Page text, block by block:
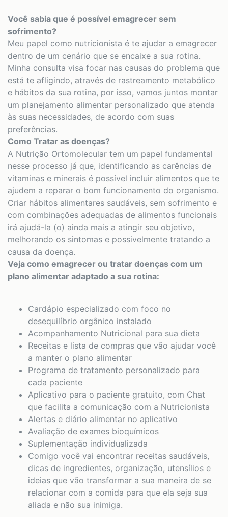
Você sabia que é possível emagrecer sem
sofrimento?
Meu papel como nutricionista é te ajudar a emagrecer
dentro de um cenário que se encaixe a sua rotina.
Minha consulta visa focar nas causas do problema que
está te afligindo, através de rastreamento metabólico
e hábitos da sua rotina, por isso, vamos juntos montar
um planejamento alimentar personalizado que atenda
às suas necessidades, de acordo com suas
preferências.
Como Tratar as doenças?
A Nutrição Ortomolecular tem um papel fundamental
nesse processo já que, identificando as carências de
vitaminas e minerais é possível incluir alimentos que te
ajudem a reparar o bom funcionamento do organismo.
Criar hábitos alimentares saudáveis, sem sofrimento e
com combinações adequadas de alimentos funcionais
irá ajudá-la (o) ainda mais a atingir seu objetivo,
melhorando os sintomas e possivelmente tratando a
causa da doença.
Veja como emagrecer ou tratar doenças com um
plano alimentar adaptado a sua rotina:
Cardápio especializado com foco no
desequilíbrio orgânico instalado
Acompanhamento Nutricional para sua dieta
Receitas e lista de compras que vão ajudar você
a manter o plano alimentar
Programa de tratamento personalizado para
cada paciente
Aplicativo para o paciente gratuito, com Chat
que facilita a comunicação com a Nutricionista
Alertas e diário alimentar no aplicativo
Avaliação de exames bioquímicos
Suplementação individualizada
Comigo você vai encontrar receitas saudáveis,
dicas de ingredientes, organização, utensílios e
ideias que vão transformar a sua maneira de se
relacionar com a comida para que ela seja sua
aliada e não sua inimiga.